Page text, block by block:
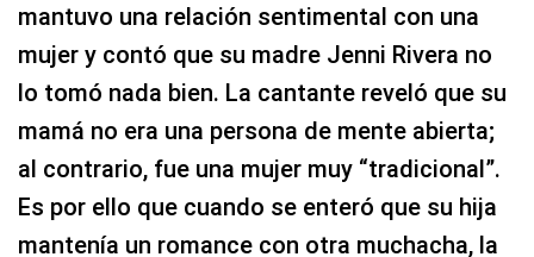
mantuvo una relación sentimental con una
mujer y contó que su madre Jenni Rivera no
lo tomó nada bien. La cantante reveló que su
mamá no era una persona de mente abierta;
al contrario, fue una mujer muy “tradicional”.
Es por ello que cuando se enteró que su hija
mantenía un romance con otra muchacha, la